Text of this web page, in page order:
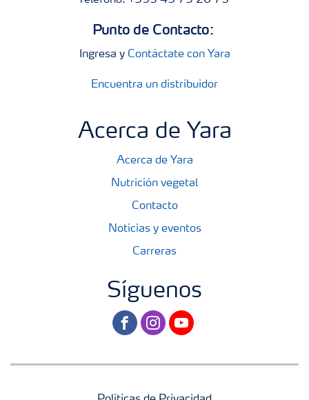
Punto de Contacto:
Ingresa y Contáctate con Yara
Encuentra un distribuidor
Acerca de Yara
Acerca de Yara
Nutrición vegetal
Contacto
Noticias y eventos
Carreras
Síguenos
facebookinstagram
youtube